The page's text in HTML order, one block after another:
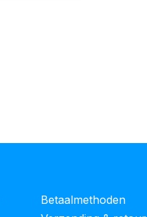
Betaalmethoden